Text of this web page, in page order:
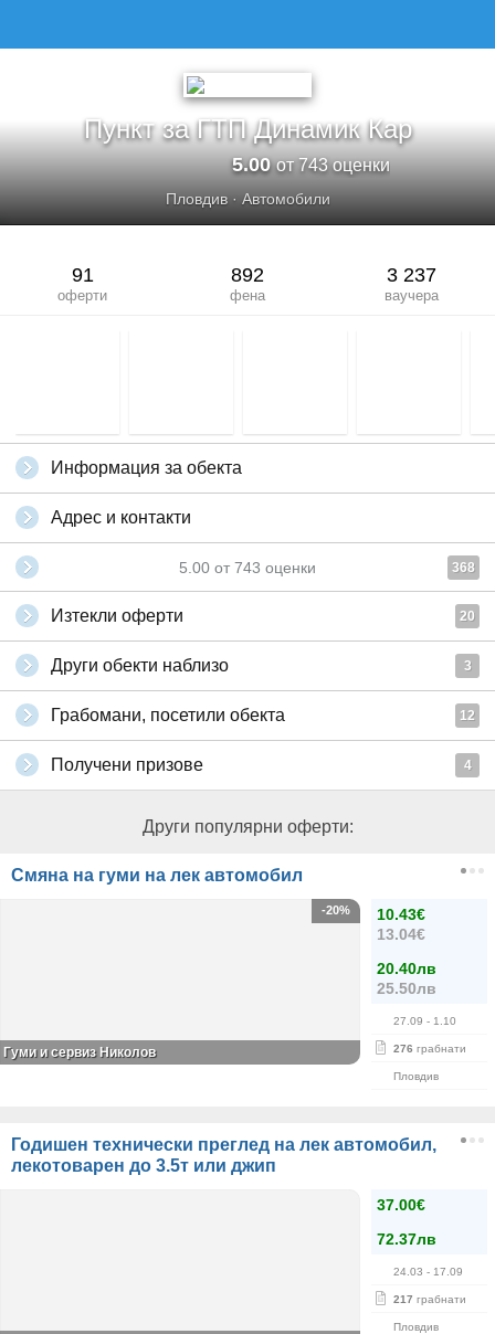
Пункт за ГТП Динамик Кар
5.00от 743 оценки
Пловдив·Автомобили
91
оферти
892
фена
3 237
ваучера
Информация за обекта
Адрес и контакти
5.00 от 743 оценки 368
Изтекли оферти 20
Други обекти наблизо 3
Грабомани, посетили обекта 12
Получени призове 4
Други популярни оферти:
Смяна на гуми на лек автомобил
10.43€
13.04€
20.40лв
25.50лв
27.09 - 1.10
276 грабнати
Пловдив
-20%
Гуми и сервиз Николов
Годишен технически преглед на лек автомобил,
лекотоварен до 3.5т или джип
37.00€
72.37лв
24.03 - 17.09
217 грабнати
Пловдив